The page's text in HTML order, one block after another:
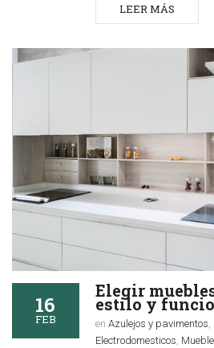
LEER MÁS
16
FEB
Elegir
estilo y
en Azulejos y pavimentos,
Electrodomesticos,